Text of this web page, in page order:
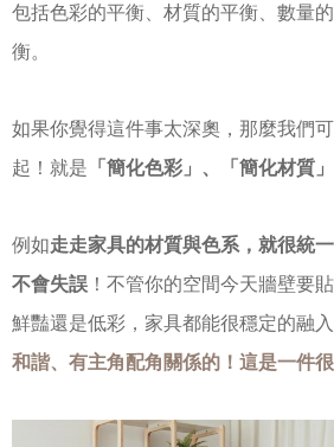
包括色彩的平衡、材質的平衡、數量
衡。
如果你覺得這件事太深奧，那麼我們
起！就是 「簡化色彩」、「簡化材質」
例如走走家具的材質與色系，就很統
不會失誤 ！不管你的空間今天牆壁要
鮮豔還是低彩，家具都能很穩定的融入
和諧、有主角配角關係的！這是一件